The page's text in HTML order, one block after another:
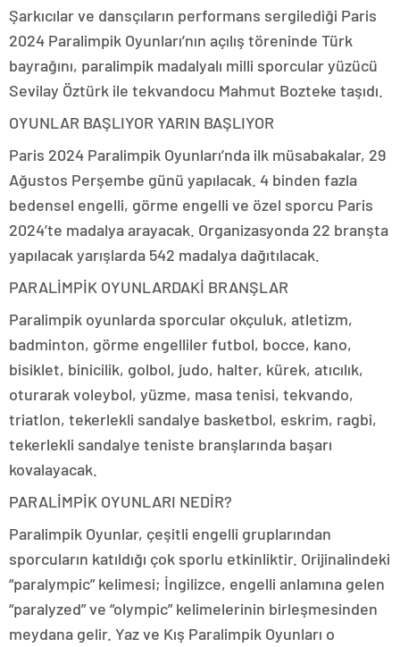
Şarkıcılar ve dansçıların performans sergilediği Paris
2024 Paralimpik Oyunları’nın açılış töreninde Türk
bayrağını, paralimpik madalyalı milli sporcular yüzücü
Sevilay Öztürk ile tekvandocu Mahmut Bozteke taşıdı.
OYUNLAR BAŞLIYOR YARIN BAŞLIYOR
Paris 2024 Paralimpik Oyunları’nda ilk müsabakalar, 29
Ağustos Perşembe günü yapılacak. 4 binden fazla
bedensel engelli, görme engelli ve özel sporcu Paris
2024’te madalya arayacak. Organizasyonda 22 branşta
yapılacak yarışlarda 542 madalya dağıtılacak.
PARALİMPİK OYUNLARDAKİ BRANŞLAR
Paralimpik oyunlarda sporcular okçuluk, atletizm,
badminton, görme engelliler futbol, bocce, kano,
bisiklet, binicilik, golbol, judo, halter, kürek, atıcılık,
oturarak voleybol, yüzme, masa tenisi, tekvando,
triatlon, tekerlekli sandalye basketbol, eskrim, ragbi,
tekerlekli sandalye teniste branşlarında başarı
kovalayacak.
PARALİMPİK OYUNLARI NEDİR?
Paralimpik Oyunlar, çeşitli engelli gruplarından
sporcuların katıldığı çok sporlu etkinliktir. Orijinalindeki
“paralympic” kelimesi; İngilizce, engelli anlamına gelen
“paralyzed” ve “olympic” kelimelerinin birleşmesinden
meydana gelir. Yaz ve Kış Paralimpik Oyunları o